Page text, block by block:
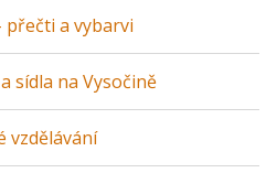
přečti a vybarvi
sídla na Vysočině
vzdělávání